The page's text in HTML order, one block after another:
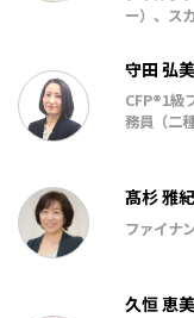
ー）、ス
守田 弘美
CFP®1級
務員（二
髙杉 雅
ファイナ
久恒 恵